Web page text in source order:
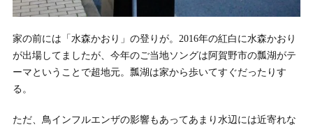
家の前には「水森かおり」の登りが。2016年の紅白に水森かおり
が出場してましたが、今年のご当地ソングは阿賀野市の瓢湖がテ
ーマということで超地元。瓢湖は家から歩いてすぐだったりす
る。
ただ、鳥インフルエンザの影響もあってあまり水辺には近寄れな